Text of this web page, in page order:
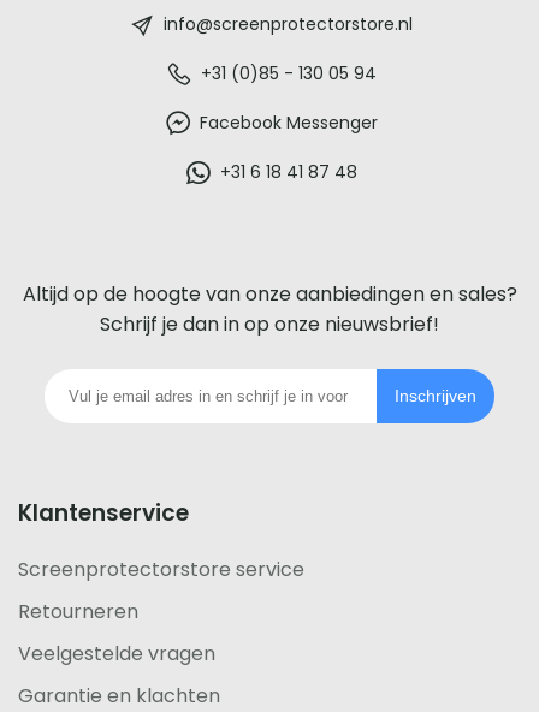
voor
iedere
telefoon
info@screenprotectorstore.nl
+31 (0)85 - 130 05 94
Facebook Messenger
+31 6 18 41 87 48
Altijd op de hoogte van onze aanbiedingen en sales?
Schrijf je dan in op onze nieuwsbrief!
Inschrijven
Klantenservice
Screenprotectorstore service
Retourneren
Veelgestelde vragen
Garantie en klachten